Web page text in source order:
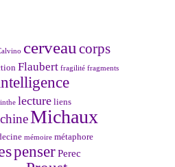
cerveau corps
Flaubert fragilité fragments
lecture liens
Michaux
mémoire métaphore
penserPerec